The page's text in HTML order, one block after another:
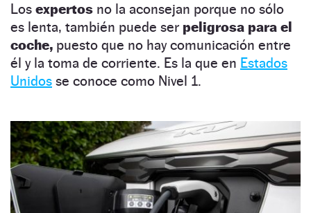
Los expertos no la aconsejan porque no sólo
es lenta, también puede ser peligrosa para el
coche, puesto que no hay comunicación entre
él y la toma de corriente. Es la que en Estados
Unidos se conoce como Nivel 1.